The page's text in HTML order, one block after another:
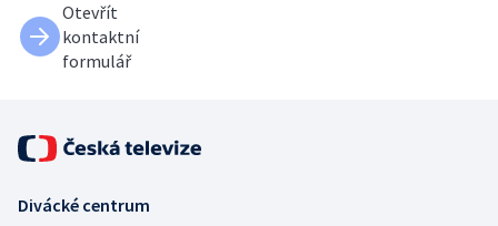
Otevřít
kontaktní
formulář
Divácké centrum